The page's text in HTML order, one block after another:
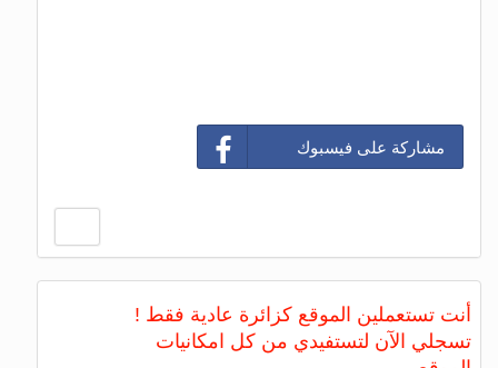
مشاركة على فيسبوك
أنت تستعملين الموقع كزائرة عادية فقط !
تسجلي الآن لتستفيدي من كل امكانيات